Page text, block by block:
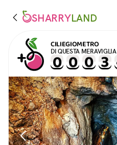
SHARRYLAND
CILIEGIOMETRO
DI QUESTA MERAVIGLIA